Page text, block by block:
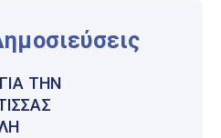
ΤΗΝ